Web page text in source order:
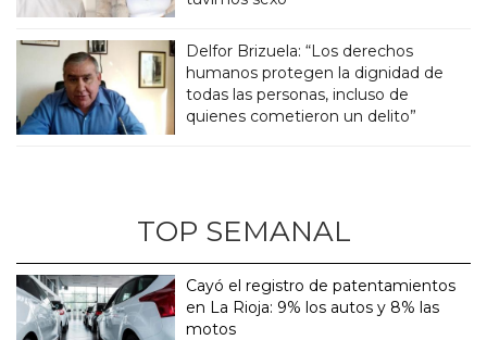
Delfor Brizuela: “Los derechos
humanos protegen la dignidad de
todas las personas, incluso de
quienes cometieron un delito”
TOP SEMANAL
Cayó el registro de patentamientos
en La Rioja: 9% los autos y 8% las
motos